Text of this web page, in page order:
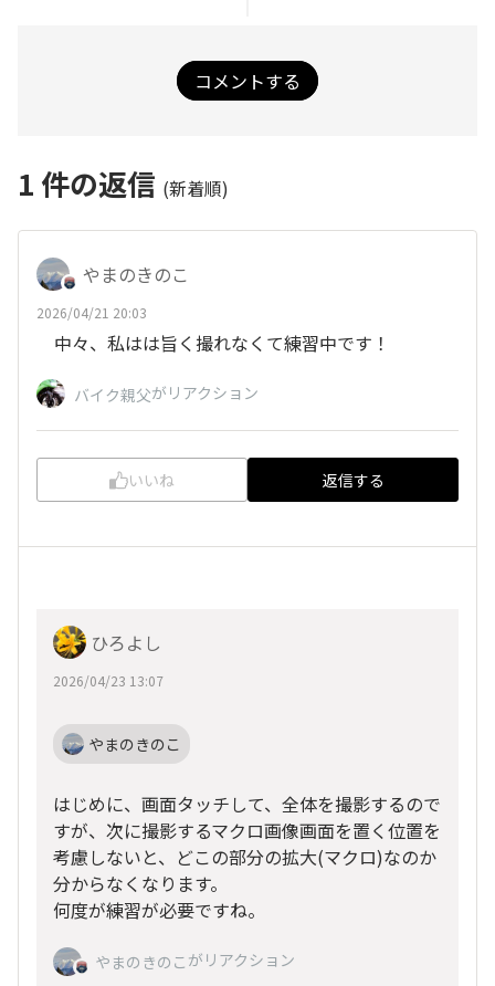
コメントする
1 件の返信 (新着順)
やまのきのこ
2026/04/21 20:03
中々、私はは旨く撮れなくて練習中です！
バイク親父がリアクション
いいね 返信する
ひろよし
2026/04/23 13:07
やまのきのこ
はじめに、画面タッチして、全体を撮影するので
すが、次に撮影するマクロ画像画面を置く位置を
考慮しないと、どこの部分の拡大(マクロ)なのか
分からなくなります。
何度が練習が必要ですね。
やまのきのこ がリアクション